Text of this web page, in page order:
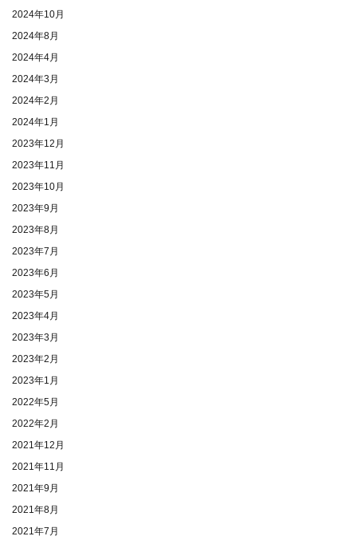
2024年10月
2024年8月
2024年4月
2024年3月
2024年2月
2024年1月
2023年12月
2023年11月
2023年10月
2023年9月
2023年8月
2023年7月
2023年6月
2023年5月
2023年4月
2023年3月
2023年2月
2023年1月
2022年5月
2022年2月
2021年12月
2021年11月
2021年9月
2021年8月
2021年7月